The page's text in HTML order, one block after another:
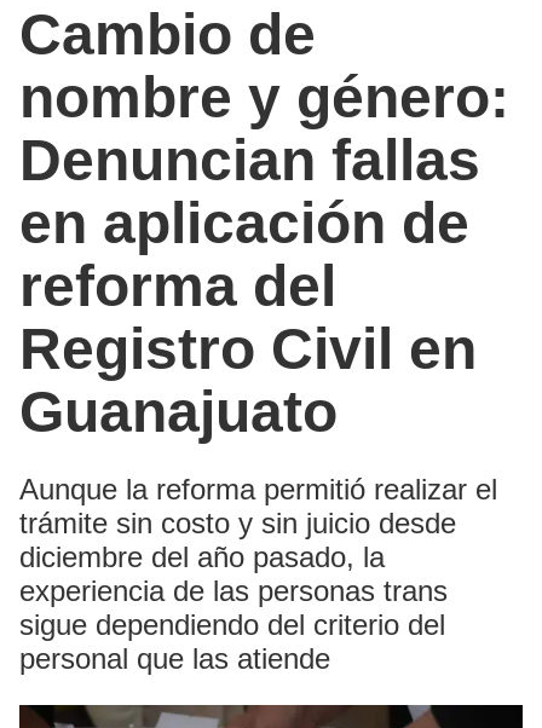
Cambio de
nombre y género:
Denuncian fallas
en aplicación de
reforma del
Registro Civil en
Guanajuato
Aunque la reforma permitió realizar el
trámite sin costo y sin juicio desde
diciembre del año pasado, la
experiencia de las personas trans
sigue dependiendo del criterio del
personal que las atiende